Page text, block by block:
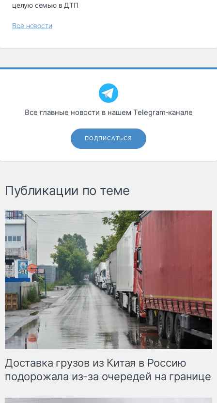
целую семью в ДТП
Все новости
Все главные новости в нашем Telegram‑канале
ПОДПИСАТЬСЯ
Публикации по теме
Доставка грузов из Китая в Россию
подорожала из-за очередей на границе